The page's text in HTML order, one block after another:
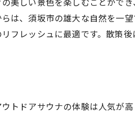
は、須坂市の雄大な自然を一
フレッシュに最適です。散策
トドアサウナの体験は人気が